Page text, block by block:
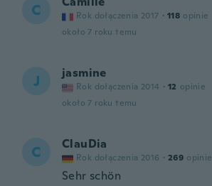
C Rok dołączenia 2017 · 118 opinie
około 7 roku temu
J jasmine
Rok dołączenia 2014 · 12 opinie
około 7 roku temu
C ClauDia
Rok dołączenia 2016 · 269 opinie
Sehr schön